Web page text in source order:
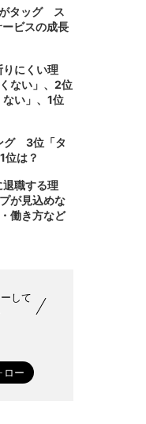
タッグ ス
ビスの成長
りにくい理
ない」、2位
ない」、1位
グ 3位「タ
位は？
退職する理
が見込めな
働き方など
して